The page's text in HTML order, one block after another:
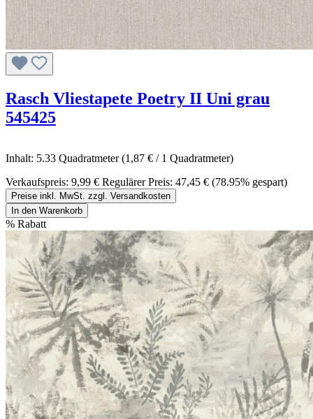
Rasch Vliestapete Poetry II Uni grau
545425
Inhalt: 5.33 Quadratmeter(1,87 € / 1 Quadratmeter)
Verkaufspreis: 9,99 € Regulärer Preis: 47,45 € (78.95% gespart)
Preise inkl. MwSt. zzgl. Versandkosten
In den Warenkorb
% Rabatt